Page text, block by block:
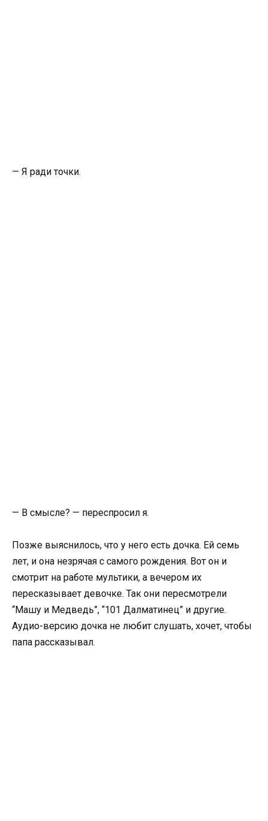
— Я ради точки.
— В смысле? — переспросил я.
Позже выяснилось, что у него есть дочка. Ей семь
лет, и она незрячая с самого рождения. Вот он и
смотрит на работе мультики, а вечером их
пересказывает девочке. Так они пересмотрели
“Машу и Медведь”, “101 Далматинец” и другие.
Аудио-версию дочка не любит слушать, хочет, чтобы
папа рассказывал.